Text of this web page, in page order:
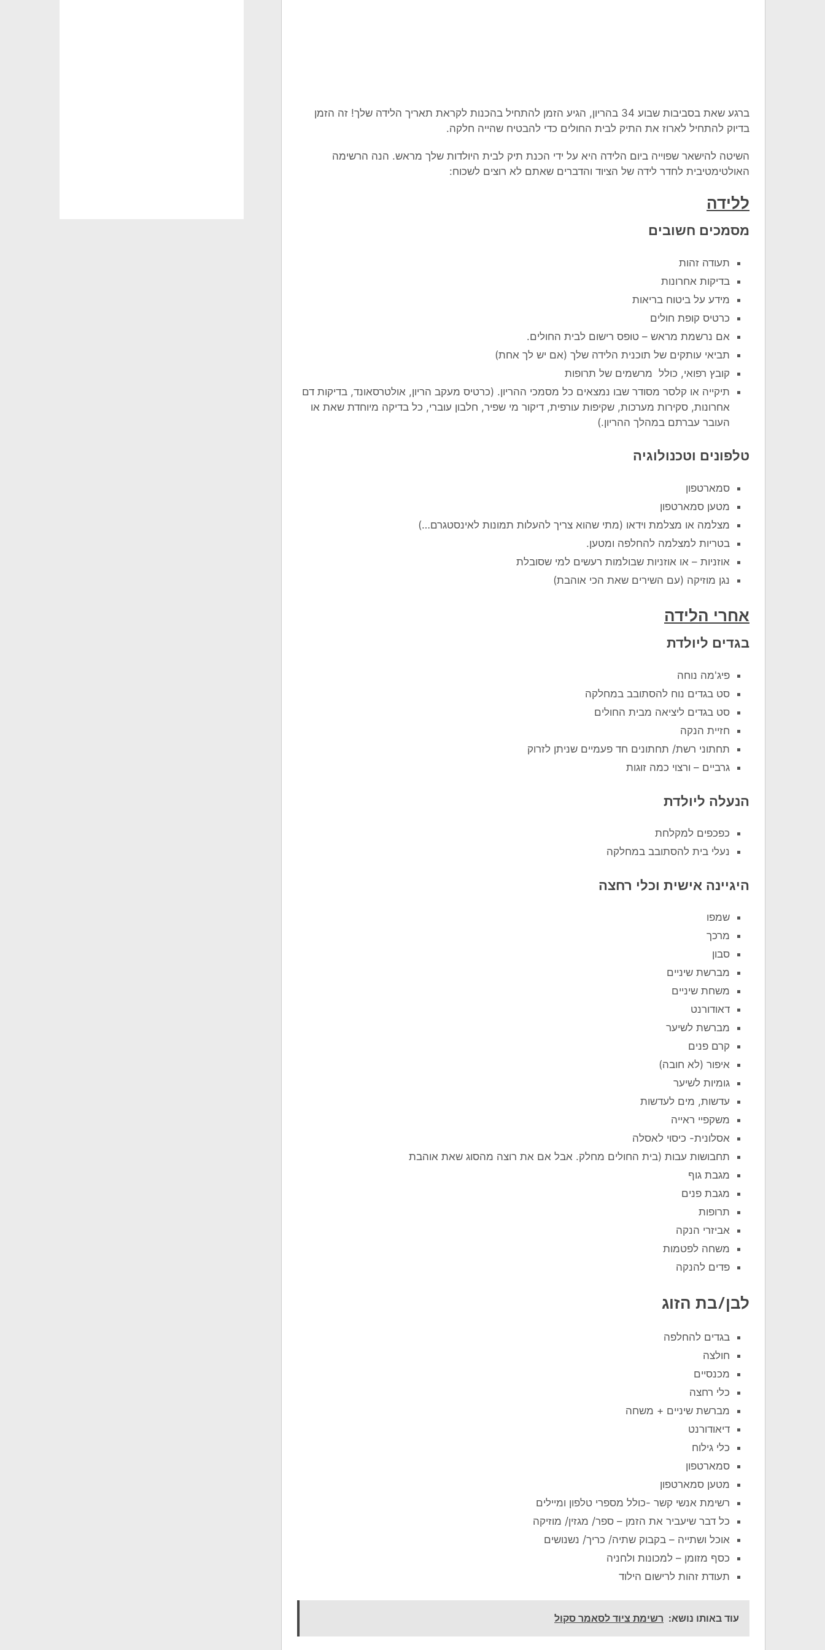
ברגע שאת בסביבות שבוע 34 בהריון, הגיע הזמן להתחיל בהכנות לקראת תאריך הלידה שלך! זה הזמן
בדיוק להתחיל לארוז את התיק לבית החולים כדי להבטיח שהייה חלקה.
השיטה להישאר שפוייה ביום הלידה היא על ידי הכנת תיק לבית היולדות שלך מראש. הנה הרשימה
האולטימטיבית לחדר לידה של הציוד והדברים שאתם לא רוצים לשכוח:
ללידה
מסמכים חשובים
תעודה זהות
בדיקות אחרונות
מידע על ביטוח בריאות
כרטיס קופת חולים
אם נרשמת מראש – טופס רישום לבית החולים.
תביאי עותקים של תוכנית הלידה שלך (אם יש לך אחת)
קובץ רפואי, כולל מרשמים של תרופות
תיקייה או קלסר מסודר שבו נמצאים כל מסמכי ההריון. (כרטיס מעקב הריון, אולטרסאונד, בדיקות דם
אחרונות, סקירות מערכות, שקיפות עורפית, דיקור מי שפיר, חלבון עוברי, כל בדיקה מיוחדת שאת או
העובר עברתם במהלך ההריון.)
טלפונים וטכנולוגיה
סמארטפון
מטען סמארטפון
מצלמה או מצלמת וידאו (מתי שהוא צריך להעלות תמונות לאינסטגרם…)
בטריות למצלמה להחלפה ומטען.
אוזניות – או אוזניות שבולמות רעשים למי שסובלת
נגן מוזיקה (עם השירים שאת הכי אוהבת)
אחרי הלידה
בגדים ליולדת
פיג'מה נוחה
סט בגדים נוח להסתובב במחלקה
סט בגדים ליציאה מבית החולים
חזיית הנקה
תחתוני רשת/ תחתונים חד פעמיים שניתן לזרוק
גרביים – ורצוי כמה זוגות
הנעלה ליולדת
כפכפים למקלחת
נעלי בית להסתובב במחלקה
היגיינה אישית וכלי רחצה
שמפו
מרכך
סבון
מברשת שיניים
משחת שיניים
דאודורנט
מברשת לשיער
קרם פנים
איפור (לא חובה)
גומיות לשיער
עדשות, מים לעדשות
משקפיי ראייה
אסלונית- כיסוי לאסלה
תחבושות עבות (בית החולים מחלק. אבל אם את רוצה מהסוג שאת אוהבת
מגבת גוף
מגבת פנים
תרופות
אביזרי הנקה
משחה לפטמות
פדים להנקה
לבן/בת הזוג
בגדים להחלפה
חולצה
מכנסיים
כלי רחצה
מברשת שיניים + משחה
דיאודורנט
כלי גילוח
סמארטפון
מטען סמארטפון
רשימת אנשי קשר -כולל מספרי טלפון ומיילים
כל דבר שיעביר את הזמן – ספר/ מגזין/ מוזיקה
אוכל ושתייה – בקבוק שתיה/ כריך/ נשנושים
כסף מזומן – למכונות ולחניה
תעודת זהות לרישום הילוד
עוד באותו נושא: רשימת ציוד לסאמר סקול